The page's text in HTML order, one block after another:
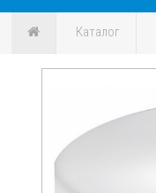
Каталог